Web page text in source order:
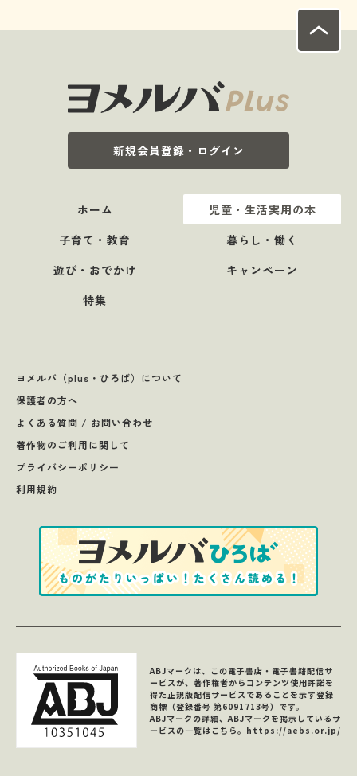
新規会員登録・ログイン
ホーム
児童・生活実用の本
子育て・教育
暮らし・働く
遊び・おでかけ
キャンペーン
特集
ヨメルバ（plus・ひろば）について
保護者の方へ
よくある質問 / お問い合わせ
著作物のご利用に関して
プライバシーポリシー
利用規約
ABJマークは、この電子書店・電子書籍配信サ
ービスが、著作権者からコンテンツ使用許諾を
得た正規版配信サービスであることを示す登録
商標（登録番号 第6091713号）です。
ABJマークの詳細、ABJマークを掲示しているサ
ービスの一覧はこちら。 https://aebs.or.jp/